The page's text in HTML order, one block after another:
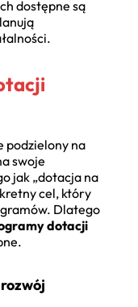
dostępne są
podzielony na
swoje
jak „dotacja na
cel, który
Dlatego
dotacji